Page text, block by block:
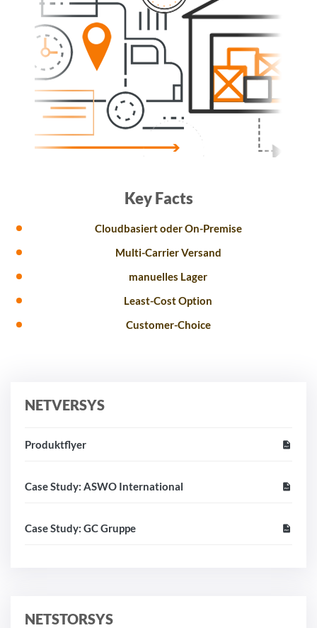
Key Facts
Cloudbasiert oder On-Premise
Multi-Carrier Versand
manuelles Lager
Least-Cost Option
Customer-Choice
NETVERSYS
Produktflyer
Case Study: ASWO International
Case Study: GC Gruppe
NETSTORSYS